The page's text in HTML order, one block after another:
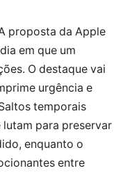
proposta da Apple
em que um
O destaque vai
urgência e
temporais
para preservar
enquanto o
entre